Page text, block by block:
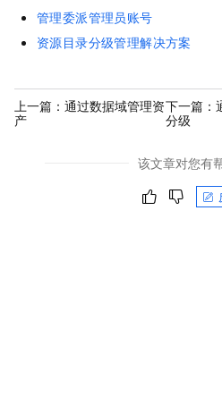
管理委派管理员账号
资源目录分级管理解决方案
上一篇： 通过数据域管理资
产
下一篇：
分级
该文章对您有